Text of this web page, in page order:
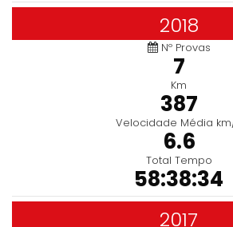
2018
Nº Provas
7
Km
387
Velocidade Média
6.6
Total Tempo
58:38:34
2017